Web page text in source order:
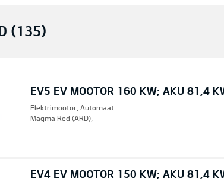
(135)
EV5 EV MOOTOR 160 KW; AKU 81,4
Elektrimootor, Automaat
Magma Red (ARD),
EV4 EV MOOTOR 150 KW; AKU 81,4